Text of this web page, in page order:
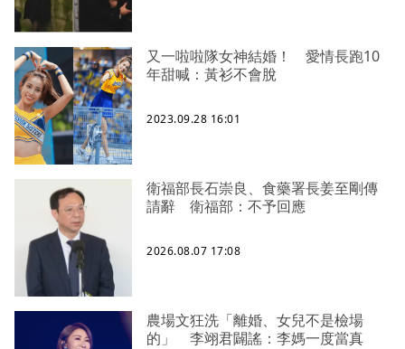
又一啦啦隊女神結婚！ 愛情長跑10
年甜喊：黃衫不會脫
2023.09.28 16:01
衛福部長石崇良、食藥署長姜至剛傳
請辭 衛福部：不予回應
2026.08.07 17:08
農場文狂洗「離婚、女兒不是檢場
的」 李翊君闢謠：李媽一度當真